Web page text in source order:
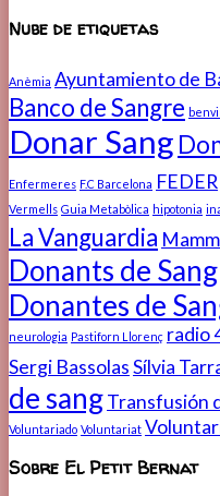
Nube de etiquetas
Anèmia Ayuntamiento de
Banco de Sangre
Donar Sang
Enfermeres F.C Barcelona FEDER
Vermells Guia Metabòlica hipotonia
La Vanguardia
Donants de Sang
Donantes de
neurologia Pastiforn Llorenç radio
Sergi BassolasSílvia
de sangTransfusión
Voluntariado Voluntariat
Sobre El Petit Bernat